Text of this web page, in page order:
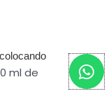
ml de
W
h
a